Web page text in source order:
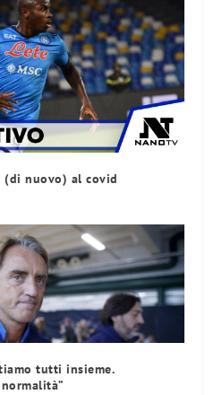
(di nuovo) al covid
tutti insieme.